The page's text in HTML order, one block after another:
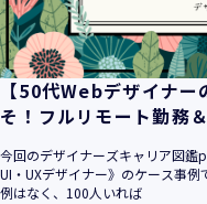
平成27年 6月24日 改訂
平成28年11月 1日 改訂
平成30年 7月 1日 改訂
令和6年 5月 1日 改訂
令和7年 2月17日 改訂
株式会社ユウクリ（以
個人情報とは、個人の
【50代Webデザイナ
そ！フルリモート勤務
今回のデザイナーズキャリア図鑑
UI・UXデザイナー》のケース事
例はなく、100人いれば